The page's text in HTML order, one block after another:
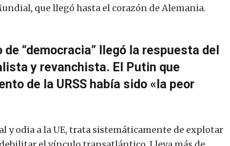
que llegó hasta el corazón de Alemania.
“democracia” llegó la respuesta del
y revanchista. El Putin que
de la URSS había sido «la peor
y odia a la UE, trata sistemáticamente de explotar